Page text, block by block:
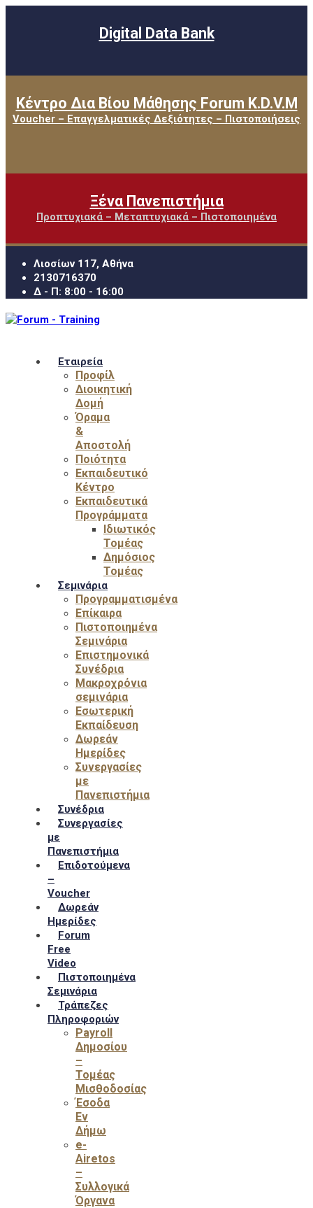
Digital Data Bank
Κέντρο Δια Βίου Μάθησης Forum K.D.V.M
Voucher – Επαγγελματικές Δεξιότητες – Πιστοποιήσεις
Ξένα Πανεπιστήμια
Προπτυχιακά – Μεταπτυχιακά – Πιστοποιημένα
Λιοσίων 117, Αθήνα
2130716370
Δ - Π: 8:00 - 16:00
Εταιρεία
Προφίλ
Διοικητική
Δομή
Όραμα
&
Αποστολή
Ποιότητα
Εκπαιδευτικό
Κέντρο
Εκπαιδευτικά
Προγράμματα
Ιδιωτικός
Τομέας
Δημόσιος
Τομέας
Σεμινάρια
Προγραμματισμένα
Επίκαιρα
Πιστοποιημένα
Σεμινάρια
Επιστημονικά
Συνέδρια
Μακροχρόνια
σεμινάρια
Εσωτερική
Εκπαίδευση
Δωρεάν
Ημερίδες
Συνεργασίες
με
Πανεπιστήμια
Συνέδρια
Συνεργασίες
με
Πανεπιστήμια
Επιδοτούμενα
–
Voucher
Δωρεάν
Ημερίδες
Forum
Free
Video
Πιστοποιημένα
Σεμινάρια
Τράπεζες
Πληροφοριών
Payroll
Δημοσίου
–
Τομέας
Μισθοδοσίας
Έσοδα
Εν
Δήμω
e-
Airetos
–
Συλλογικά
Όργανα